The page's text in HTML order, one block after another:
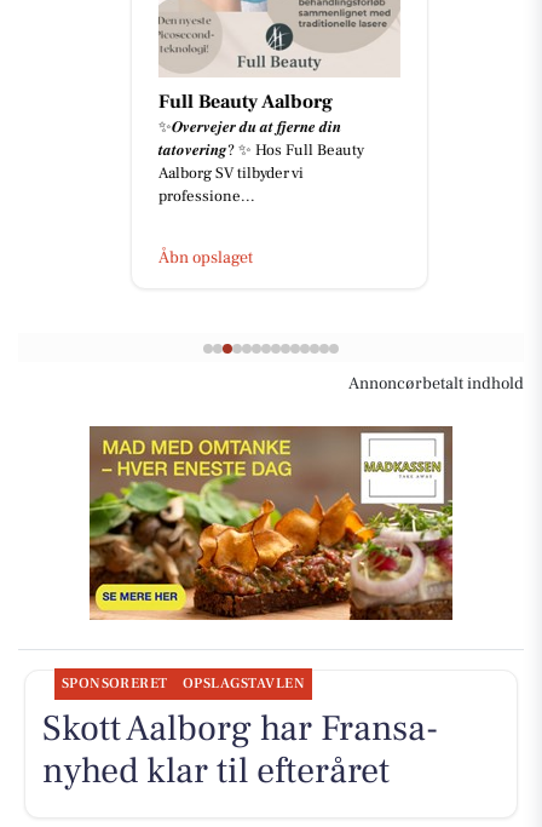
Full Beauty Aalborg
✨𝑶𝒗𝒆𝒓𝒗𝒆𝒋𝒆𝒓 𝒅𝒖 𝒂𝒕 𝒇𝒋𝒆𝒓𝒏𝒆 𝒅𝒊𝒏
𝒕𝒂𝒕𝒐𝒗𝒆𝒓𝒊𝒏𝒈? ✨ Hos Full Beauty
Aalborg SV tilbyder vi
professione...
Åbn opslaget
Annoncørbetalt indhold
SPONSORERET OPSLAGSTAVLEN
Skott Aalborg har Fransa-
nyhed klar til efteråret